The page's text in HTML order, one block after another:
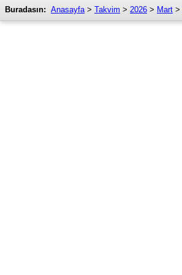
Buradasın: Anasayfa> Takvim > 2026 > Mart >